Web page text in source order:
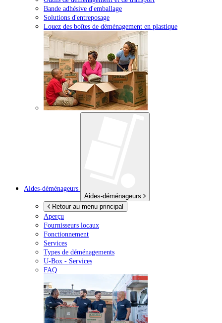
Bande adhésive d'emballage
Solutions d'entreposage
Louez des boîtes de déménagement en plastique
Aides-déménageurs
Aides-déménageurs
Retour au menu principal
Aperçu
Fournisseurs locaux
Fonctionnement
Services
Types de déménagements
U-Box - Services
FAQ